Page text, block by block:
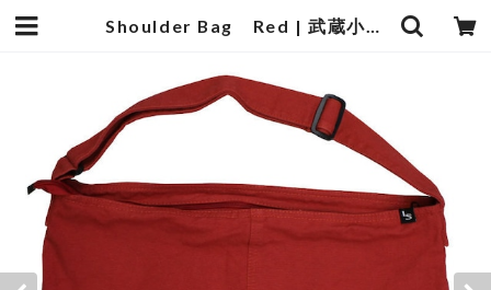
Shoulder Bag Red | 武蔵小杉のセレクトショップ【ナクール】-nakool-